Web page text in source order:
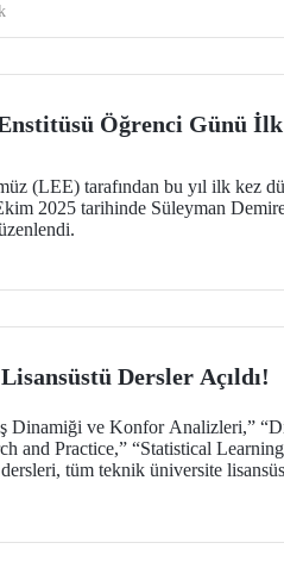
Öğrenci Günü
(LEE) tarafından bu yıl ilk kez
2025 tarihinde Süleyman
Dersler Açıldı!
Dinamiği ve Konfor Analizleri,”
and Practice,” “Statistical
tüm teknik üniversite
açıldı.